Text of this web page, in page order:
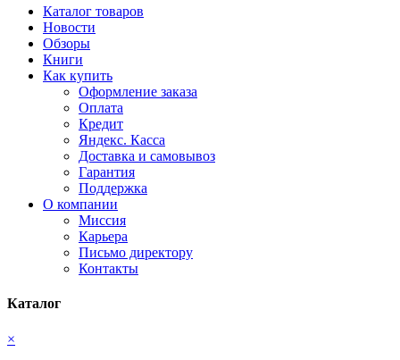
Каталог товаров
Новости
Обзоры
Книги
Как купить
Оформление заказа
Оплата
Кредит
Яндекс. Касса
Доставка и самовывоз
Гарантия
Поддержка
О компании
Миссия
Карьера
Письмо директору
Контакты
Каталог
×